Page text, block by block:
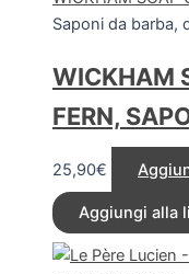
Saponi da barba,
WICKHAM
FERN,
25,90€
Aggiungi alla